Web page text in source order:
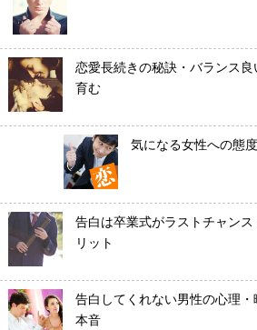
恋愛長続きの秘訣・バランス
育む
気になる女性への態
告白は卒業式がラストチャン
リット
告白してくれない男性の心理
本音